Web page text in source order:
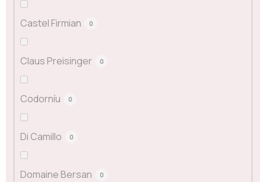
Castel Firmian 0
Claus Preisinger 0
Codorníu 0
Di Camillo 0
Domaine Bersan 0